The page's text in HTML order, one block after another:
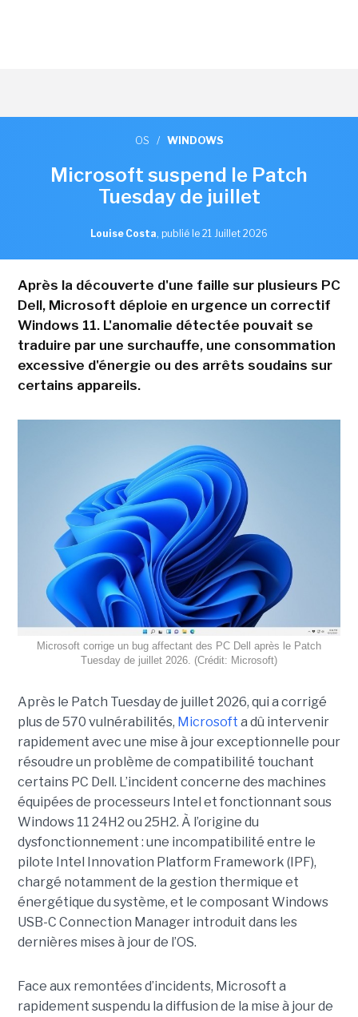
OS / WINDOWS
Microsoft suspend le Patch
Tuesday de juillet
Louise Costa, publié le 21 Juillet 2026
Après la découverte d'une faille sur plusieurs PC
Dell, Microsoft déploie en urgence un correctif
Windows 11. L'anomalie détectée pouvait se
traduire par une surchauffe, une consommation
excessive d'énergie ou des arrêts soudains sur
certains appareils.
Microsoft corrige un bug affectant des PC Dell après le Patch
Tuesday de juillet 2026. (Crédit: Microsoft)
Après le Patch Tuesday de juillet 2026, qui a corrigé
plus de 570 vulnérabilités, Microsoft a dû intervenir
rapidement avec une mise à jour exceptionnelle pour
résoudre un problème de compatibilité touchant
certains PC Dell. L’incident concerne des machines
équipées de processeurs Intel et fonctionnant sous
Windows 11 24H2 ou 25H2. À l’origine du
dysfonctionnement : une incompatibilité entre le
pilote Intel Innovation Platform Framework (IPF),
chargé notamment de la gestion thermique et
énergétique du système, et le composant Windows
USB-C Connection Manager introduit dans les
dernières mises à jour de l’OS.
Face aux remontées d’incidents, Microsoft a
rapidement suspendu la diffusion de la mise à jour de